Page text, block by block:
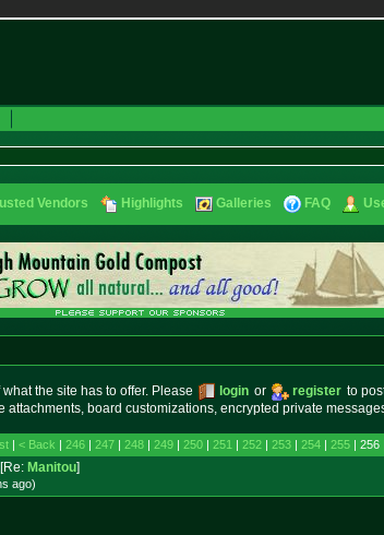
Vendors Highlights Galleries FAQ
the site has to offer. Please login or register to
attachments, board customizations, encrypted private
| < Back | 246 | 247 | 248 | 249 | 250 | 251 | 252 | 253 | 254 | 255 |
[Re: Manitou]
ago)